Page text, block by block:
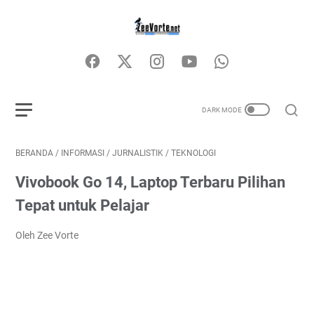
BERANDA / INFORMASI / JURNALISTIK / TEKNOLOGI
Vivobook Go 14, Laptop Terbaru Pilihan
Tepat untuk Pelajar
Oleh Zee Vorte